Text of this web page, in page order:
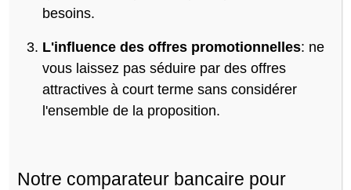
besoins.
L'influence des offres promotionnelles: ne
vous laissez pas séduire par des offres
attractives à court terme sans considérer
l'ensemble de la proposition.
Notre comparateur bancaire pour